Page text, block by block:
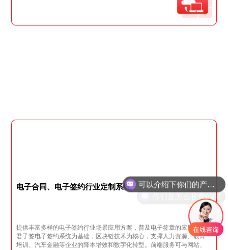
电子合同、电子签约行业定制系统
提供丰富多样的电子签约行业场景应用方案，普及电子签章的应用，以
君子签电子签约系统为基础，区块链技术为核心，支撑人力资源、教育
培训、汽车金融等企业的降本增效和数字化转型。前端服务可与网站、
你们是怎么收费的呢